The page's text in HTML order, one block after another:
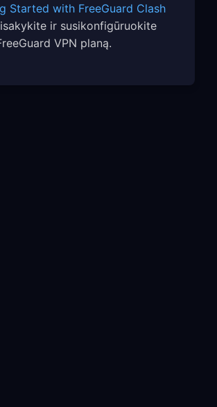
Started with FreeGuard Clash
ir susikonfigūruokite
VPN planą.